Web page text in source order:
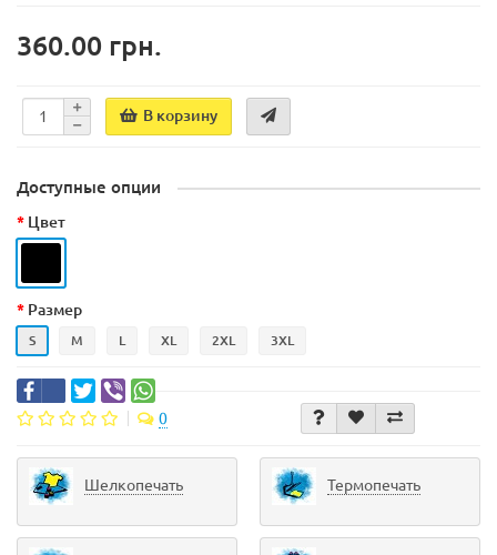
360.00 грн.
В корзину
Доступные опции
Цвет
Размер
S M L XL 2XL 3XL
0
Шелкопечать Термопечать